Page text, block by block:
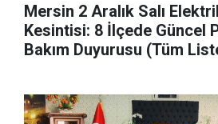
Mersin 2 Aralık Salı
Kesintisi: 8 İlçede Güncel
Bakım Duyurusu (Tüm